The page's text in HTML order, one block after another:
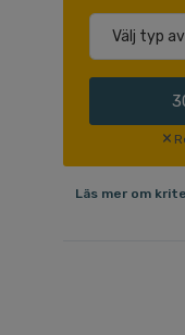
Läs mer om